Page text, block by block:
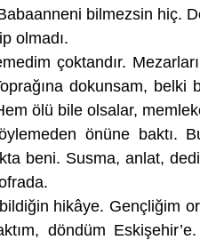
bilmezsin hiç.
olmadı.
çoktandır.
dokunsam, belki
ölü bile olsalar,
önüne baktı.
beni. Susma, anlat,
hikâye. Gençliğim
döndüm